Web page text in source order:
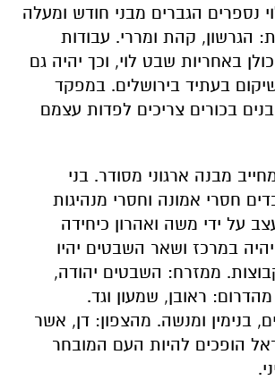
נספרים הגברים מבני חודש ומעלה
הגרשון, קהת ומררי. עבודות
באחריות שבט לוי, וכך יהיה גם
בעתיד בירושלים. במפקד
התברר ש-273 בנים בכורים צריכים לפדות עצמם
מבנה ארגוני מסודר. בני
חסרי אמונה וחסרי מנהיגות
על ידי משה ואהרון כיחידה
במרכז ושאר השבטים יהיו
ל-4 קבוצות. ממזרח: השבטים יהודה,
מהדרום: ראובן, שמעון וגד.
בנימין ומנשה. מהצפון: דן, אשר
הופכים להיות העם המובחר